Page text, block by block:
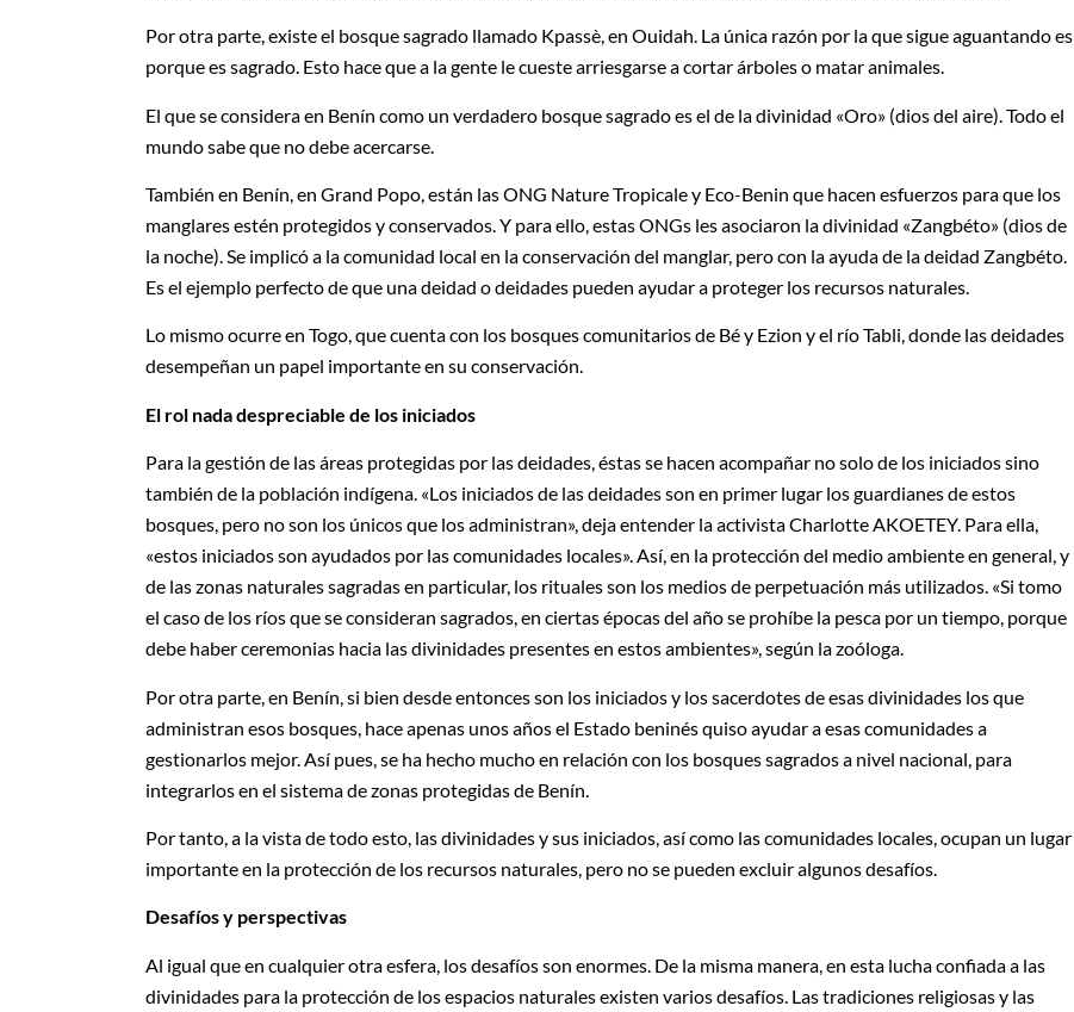
Por otra parte, existe el bosque sagrado llamado Kpassè, en Ouidah. La única razón por la que sigue aguantando es
porque es sagrado. Esto hace que a la gente le cueste arriesgarse a cortar árboles o matar animales.
El que se considera en Benín como un verdadero bosque sagrado es el de la divinidad «Oro» (dios del aire). Todo el
mundo sabe que no debe acercarse.
También en Benín, en Grand Popo, están las ONG Nature Tropicale y Eco-Benin que hacen esfuerzos para que los
manglares estén protegidos y conservados. Y para ello, estas ONGs les asociaron la divinidad «Zangbéto» (dios de
la noche). Se implicó a la comunidad local en la conservación del manglar, pero con la ayuda de la deidad Zangbéto.
Es el ejemplo perfecto de que una deidad o deidades pueden ayudar a proteger los recursos naturales.
Lo mismo ocurre en Togo, que cuenta con los bosques comunitarios de Bé y Ezion y el río Tabli, donde las deidades
desempeñan un papel importante en su conservación.
El rol nada despreciable de los iniciados
Para la gestión de las áreas protegidas por las deidades, éstas se hacen acompañar no solo de los iniciados sino
también de la población indígena. «Los iniciados de las deidades son en primer lugar los guardianes de estos
bosques, pero no son los únicos que los administran», deja entender la activista Charlotte AKOETEY. Para ella,
«estos iniciados son ayudados por las comunidades locales». Así, en la protección del medio ambiente en general, y
de las zonas naturales sagradas en particular, los rituales son los medios de perpetuación más utilizados. «Si tomo
el caso de los ríos que se consideran sagrados, en ciertas épocas del año se prohíbe la pesca por un tiempo, porque
debe haber ceremonias hacia las divinidades presentes en estos ambientes», según la zoóloga.
Por otra parte, en Benín, si bien desde entonces son los iniciados y los sacerdotes de esas divinidades los que
administran esos bosques, hace apenas unos años el Estado beninés quiso ayudar a esas comunidades a
gestionarlos mejor. Así pues, se ha hecho mucho en relación con los bosques sagrados a nivel nacional, para
integrarlos en el sistema de zonas protegidas de Benín.
Por tanto, a la vista de todo esto, las divinidades y sus iniciados, así como las comunidades locales, ocupan un lugar
importante en la protección de los recursos naturales, pero no se pueden excluir algunos desafíos.
Desafíos y perspectivas
Al igual que en cualquier otra esfera, los desafíos son enormes. De la misma manera, en esta lucha confiada a las
divinidades para la protección de los espacios naturales existen varios desafíos. Las tradiciones religiosas y las